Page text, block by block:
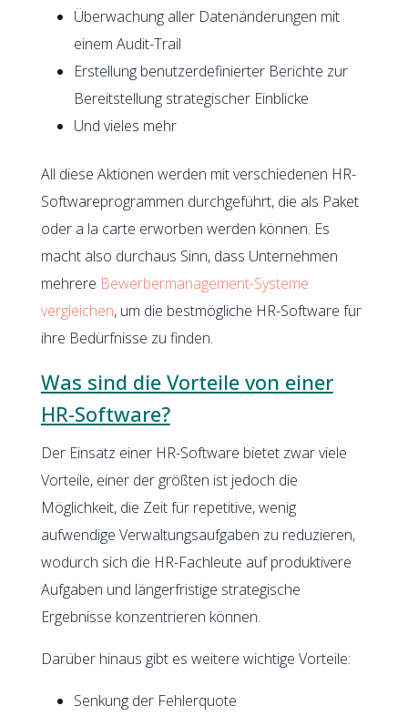
Überwachung aller Datenänderungen mit
einem Audit-Trail
Erstellung benutzerdefinierter Berichte zur
Bereitstellung strategischer Einblicke
Und vieles mehr
All diese Aktionen werden mit verschiedenen HR-
Softwareprogrammen durchgeführt, die als Paket
oder a la carte erworben werden können. Es
macht also durchaus Sinn, dass Unternehmen
mehrere Bewerbermanagement-Systeme
vergleichen, um die bestmögliche HR-Software für
ihre Bedürfnisse zu finden.
Was sind die Vorteile von einer
HR-Software?
Der Einsatz einer HR-Software bietet zwar viele
Vorteile, einer der größten ist jedoch die
Möglichkeit, die Zeit für repetitive, wenig
aufwendige Verwaltungsaufgaben zu reduzieren,
wodurch sich die HR-Fachleute auf produktivere
Aufgaben und längerfristige strategische
Ergebnisse konzentrieren können.
Darüber hinaus gibt es weitere wichtige Vorteile:
Senkung der Fehlerquote